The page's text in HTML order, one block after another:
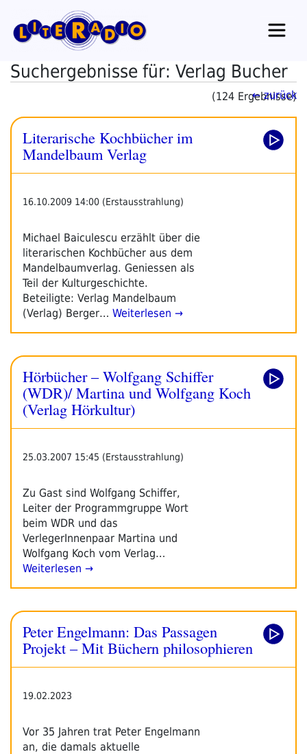
Inhalt
springen
Suchergebnisse für: Verlag Bucher
(124 Ergebnisse)
← zurück
Literarische Kochbücher im
Mandelbaum Verlag
16.10.2009 14:00 (Erstausstrahlung)
Michael Baiculescu erzählt über die
literarischen Kochbücher aus dem
Mandelbaumverlag. Geniessen als
Teil der Kulturgeschichte.
Beteiligte: Verlag Mandelbaum
(Verlag) Berger… Weiterlesen →
Hörbücher – Wolfgang Schiffer
(WDR)/ Martina und Wolfgang Koch
(Verlag Hörkultur)
25.03.2007 15:45 (Erstausstrahlung)
Zu Gast sind Wolfgang Schiffer,
Leiter der Programmgruppe Wort
beim WDR und das
VerlegerInnenpaar Martina und
Wolfgang Koch vom Verlag…
Weiterlesen →
Peter Engelmann: Das Passagen
Projekt – Mit Büchern philosophieren
19.02.2023
Vor 35 Jahren trat Peter Engelmann
an, die damals aktuelle